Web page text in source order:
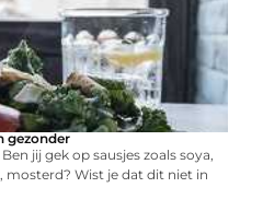
gezonder
jij gek op sausjes zoals soya,
mosterd? Wist je dat dit niet in